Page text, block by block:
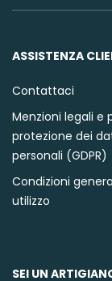
ASSISTENZA
Contattaci
Menzioni legali e
protezione dei
personali (GDPR)
Condizioni
utilizzo
SEI UN